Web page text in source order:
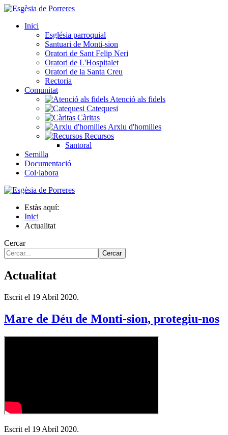
Inici
Església parroquial
Santuari de Monti-sion
Oratori de Sant Felip Neri
Oratori de L'Hospitalet
Oratori de la Santa Creu
Rectoria
Comunitat
Atenció als fidels
Catequesi
Càritas
Arxiu d'homilies
Recursos
Santoral
Semilla
Documentació
Col·labora
Estàs aquí:
Inici
Actualitat
Cercar
Cercar
Actualitat
Escrit el 19 Abril 2020.
Mare de Déu de Monti-sion, protegiu-nos
Escrit el 19 Abril 2020.